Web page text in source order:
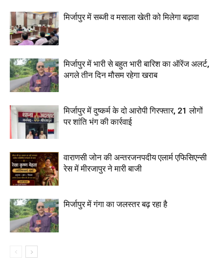
मिर्जापुर में सब्जी व मसाला खेती को मिलेगा बढ़ावा
मिर्जापुर में भारी से बहुत भारी बारिश का ऑरेंज अलर्ट,
अगले तीन दिन मौसम रहेगा खराब
मिर्जापुर में दुष्कर्म के दो आरोपी गिरफ्तार, 21 लोगों
पर शांति भंग की कार्रवाई
वाराणसी जोन की अन्तरजनपदीय एलार्म एफिसिएन्सी
रेस में मीरजापुर ने मारी बाजी
मिर्जापुर में गंगा का जलस्तर बढ़ रहा है